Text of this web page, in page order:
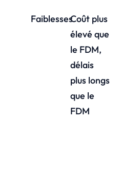
FaiblessesCoût plus
élevé que
le FDM,
délais
plus longs
que le
FDM